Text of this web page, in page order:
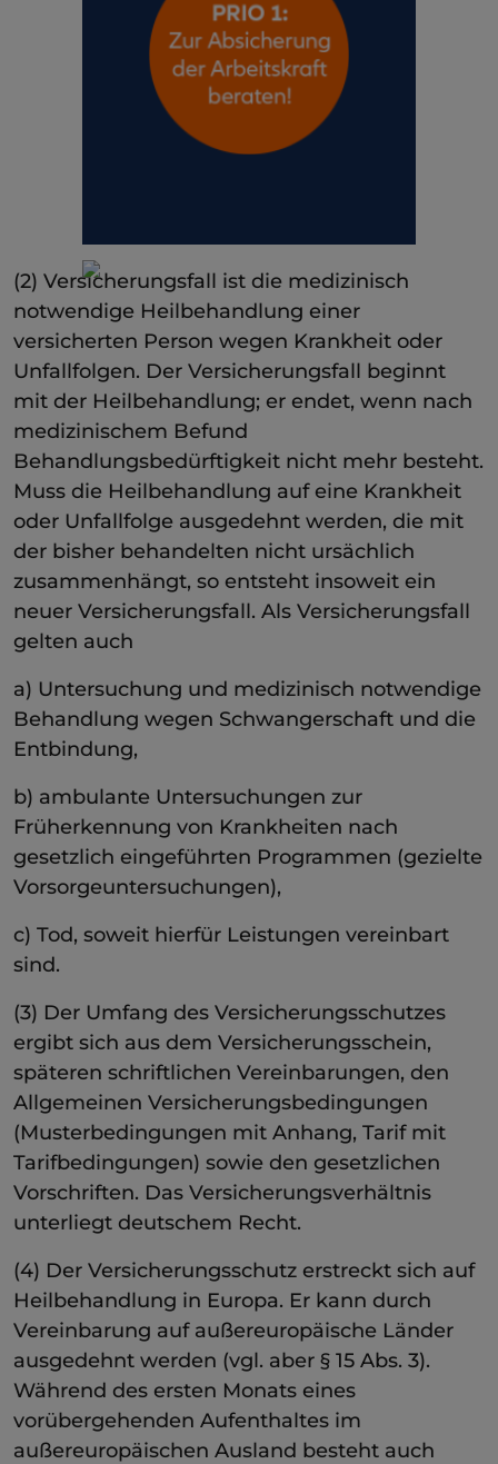
(2) Versicherungsfall ist die medizinisch
notwendige Heilbehandlung einer
versicherten Person wegen Krankheit oder
Unfallfolgen. Der Versicherungsfall beginnt
mit der Heilbehandlung; er endet, wenn nach
medizinischem Befund
Behandlungsbedürftigkeit nicht mehr besteht.
Muss die Heilbehandlung auf eine Krankheit
oder Unfallfolge ausgedehnt werden, die mit
der bisher behandelten nicht ursächlich
zusammenhängt, so entsteht insoweit ein
neuer Versicherungsfall. Als Versicherungsfall
gelten auch
a) Untersuchung und medizinisch notwendige
Behandlung wegen Schwangerschaft und die
Entbindung,
b) ambulante Untersuchungen zur
Früherkennung von Krankheiten nach
gesetzlich eingeführten Programmen (gezielte
Vorsorgeuntersuchungen),
c) Tod, soweit hierfür Leistungen vereinbart
sind.
(3) Der Umfang des Versicherungsschutzes
ergibt sich aus dem Versicherungsschein,
späteren schriftlichen Vereinbarungen, den
Allgemeinen Versicherungsbedingungen
(Musterbedingungen mit Anhang, Tarif mit
Tarifbedingungen) sowie den gesetzlichen
Vorschriften. Das Versicherungsverhältnis
unterliegt deutschem Recht.
(4) Der Versicherungsschutz erstreckt sich auf
Heilbehandlung in Europa. Er kann durch
Vereinbarung auf außereuropäische Länder
ausgedehnt werden (vgl. aber § 15 Abs. 3).
Während des ersten Monats eines
vorübergehenden Aufenthaltes im
außereuropäischen Ausland besteht auch